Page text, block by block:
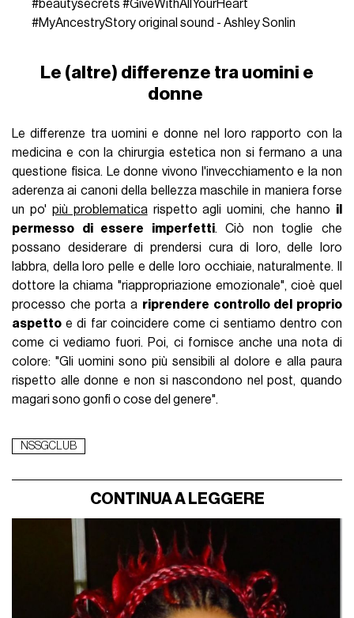
#beautysecrets #GiveWithAllYourHeart
#MyAncestryStoryoriginal sound - Ashley Sonlin
Le (altre) differenze tra uomini e
donne
Le differenze tra uomini e donne nel loro rapporto con la
medicina e con la chirurgia estetica non si fermano a una
questione fisica. Le donne vivono l'invecchiamento e la non
aderenza ai canoni della bellezza maschile in maniera forse
un po' più problematicarispetto agli uomini, che hanno il
permesso di essere imperfetti. Ciò non toglie che
possano desiderare di prendersi cura di loro, delle loro
labbra, della loro pelle e delle loro occhiaie, naturalmente. Il
dottore la chiama "riappropriazione emozionale", cioè quel
processo che porta a riprendere controllo del proprio
aspetto e di far coincidere come ci sentiamo dentro con
come ci vediamo fuori. Poi, ci fornisce anche una nota di
colore: "Gli uomini sono più sensibili al dolore e alla paura
rispetto alle donne e non si nascondono nel post, quando
magari sono gonfi o cose del genere".
NSSGCLUB
CONTINUA A LEGGERE